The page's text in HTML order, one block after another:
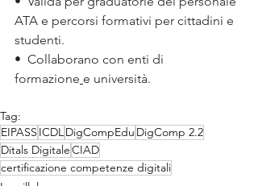
ATA e percorsi formativi per cittadini e
studenti.
•  Collaborano con enti di
formazione e università.
Tag:
EIPASS ICDLDigCompEdu DigComp 2.2
Ditals DigitaleCIAD
certificazione competenze digitali